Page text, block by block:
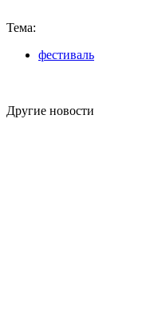
Тема:
фестиваль
Другие новости